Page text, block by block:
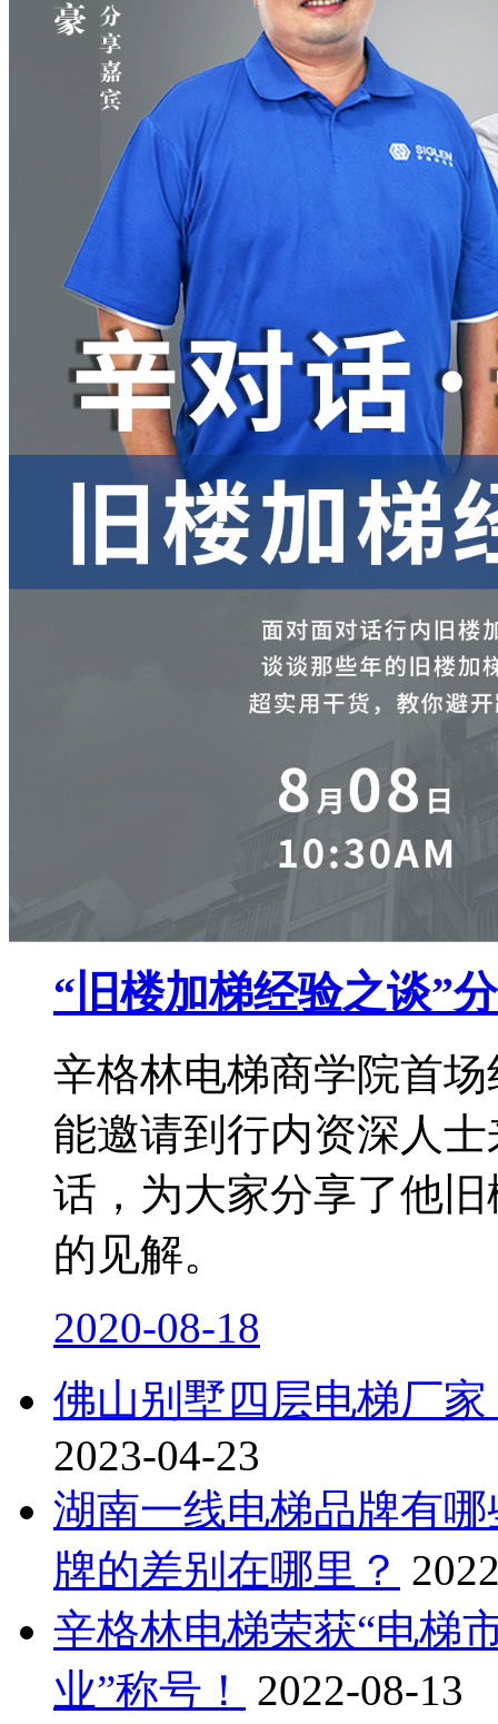
“旧楼加梯经验之谈”
辛格林电梯商学院首
能邀请到行内资深人
话，为大家分享了他
的见解。
2020-08-18
佛山别墅四层电梯厂
2023-04-23
湖南一线电梯品牌有
牌的差别在哪里？
辛格林电梯荣获“电梯
业”称号！
2022-08-13